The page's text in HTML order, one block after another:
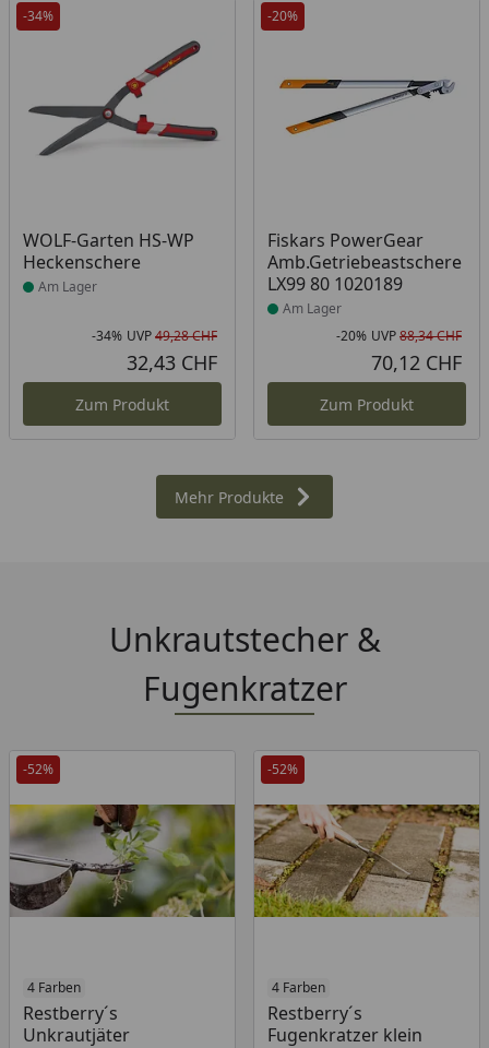
-34%
WOLF-Garten HS-WP
Heckenschere
Produkt am Lager
Am Lager
Rabatt in Prozent
-34%
Ursprünglicher Preis
UVP49,28 CHF
32,43 CHF
Zum Produkt
-20%
Fiskars PowerGear
Amb.Getriebeastschere
LX99 80 1020189
Produkt am Lager
Am Lager
-20% UVP88,34 CHF
70,12 CHF
Zum Produkt
Mehr Produkte
Unkrautstecher &
Fugenkratzer
-52%
4 Farben
Restberry´s
Unkrautjäter
Produkt am Lager
-52%
4 Farben
Restberry´s
Fugenkratzer klein
Produkt am Lager